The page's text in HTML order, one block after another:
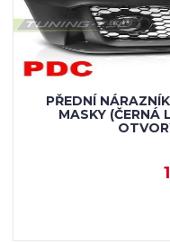
PŘEDNÍ
MASKY (ČERNÁ